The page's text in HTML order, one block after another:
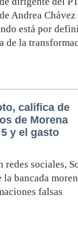
Andrea Chávez
está por
de la
califica de
de Morena
y el gasto
sociales,
la bancada
falsas